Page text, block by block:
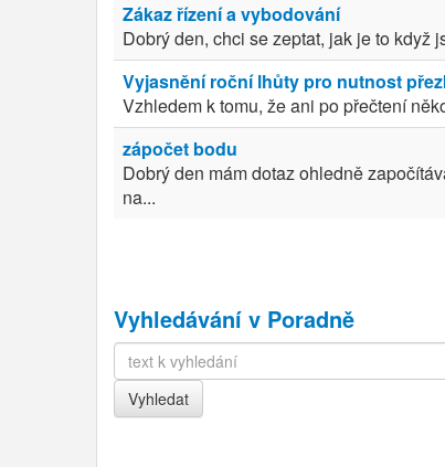
Zákaz řízení a vybodování
Dobrý den, chci se zeptat, jak je to když
Vyjasnění roční lhůty pro nutnost
Vzhledem k tomu, že ani po přečtení
zápočet bodu
Dobrý den mám dotaz ohledně
na...
Vyhledávání v Poradně